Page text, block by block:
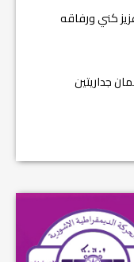
رغيد عزيز كني ورفاقه
جداريتين